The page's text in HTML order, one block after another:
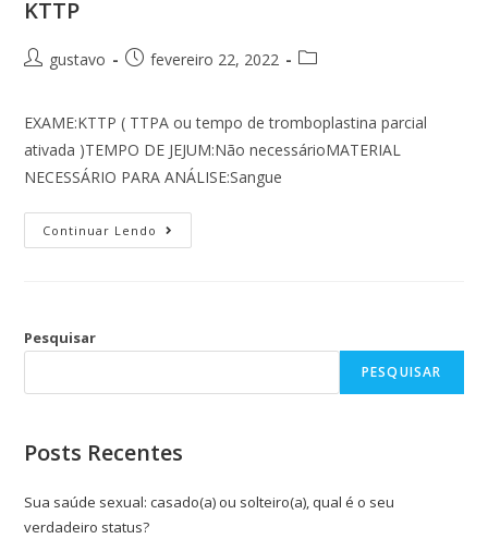
KTTP
gustavo fevereiro 22, 2022
EXAME:KTTP ( TTPA ou tempo de tromboplastina parcial
ativada )TEMPO DE JEJUM:Não necessárioMATERIAL
NECESSÁRIO PARA ANÁLISE:Sangue
Continuar Lendo
Pesquisar
PESQUISAR
Posts Recentes
Sua saúde sexual: casado(a) ou solteiro(a), qual é o seu
verdadeiro status?